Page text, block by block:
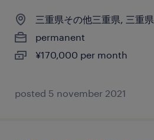
三重県その他三重県, 三重県
permanent
¥170,000 per month
posted 5 november 2021